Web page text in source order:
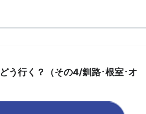
う行く？（その4/釧路･根室･オ